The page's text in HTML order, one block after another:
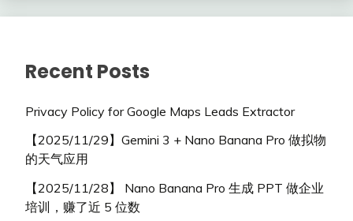
Recent Posts
Privacy Policy for Google Maps Leads Extractor
【2025/11/29】Gemini 3 + Nano Banana Pro 做拟物
的天气应用
【2025/11/28】 Nano Banana Pro 生成 PPT 做企业
培训，赚了近 5 位数